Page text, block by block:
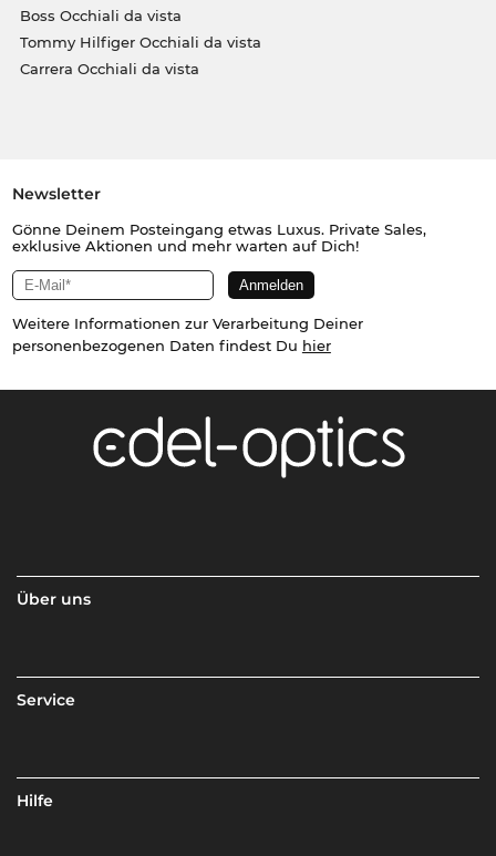
Boss Occhiali da vista
Tommy Hilfiger Occhiali da vista
Carrera Occhiali da vista
Newsletter
Gönne Deinem Posteingang etwas Luxus. Private Sales,
exklusive Aktionen und mehr warten auf Dich!
Weitere Informationen zur Verarbeitung Deiner
personenbezogenen Daten findest Du hier
Über uns
Service
Hilfe